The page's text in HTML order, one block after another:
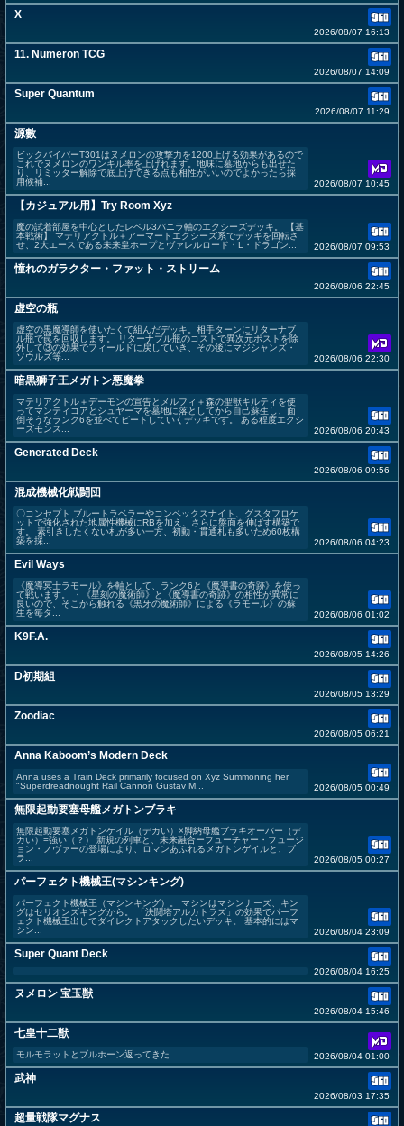
X
2026/08/07 16:13
11. Numeron TCG
2026/08/07 14:09
Super Quantum
2026/08/07 11:29
源數
ビックバイパーT301はヌメロンの攻撃力を1200上げる効果があるので
これでヌメロンのワンキル率を上げれます。地味に墓地からも出せた
り、リミッター解除で底上げできる点も相性がいいのでよかったら採
用候補...
2026/08/07 10:45
【カジュアル用】Try Room Xyz
魔の試着部屋を中心としたレベル3バニラ軸のエクシーズデッキ。 【基
本戦術】 マテリアクトル＋アーマードエクシーズ系でデッキを回転さ
せ、2大エースである未来皇ホープとヴァレルロード・L・ドラゴン...
2026/08/07 09:53
憧れのガラクター・ファット・ストリーム
2026/08/06 22:45
虚空の瓶
虚空の黒魔導師を使いたくて組んだデッキ。相手ターンにリターナブ
ル瓶で罠を回収します。 リターナブル瓶のコストで異次元ポストを除
外して③の効果でフィールドに戻していき、その後にマジシャンズ・
ソウルズ等...
2026/08/06 22:30
暗黒獅子王メガトン悪魔拳
マテリアクトル＋デーモンの宣告とメルフィ＋森の聖獣キルティを使
ってマンティコアとシュヤーマを墓地に落としてから自己蘇生し、面
倒そうなランク6を並べてビートしていくデッキです。 ある程度エクシ
ーズモンス...
2026/08/06 20:43
Generated Deck
2026/08/06 09:56
混成機械化戦闘団
〇コンセプト ブルートラベラーやコンベックスナイト、グスタフロケ
ットで強化された地属性機械にRBを加え、さらに盤面を伸ばす構築で
す。 素引きしたくない札が多い一方、初動・貫通札も多いため60枚構
築を採...
2026/08/06 04:23
Evil Ways
《魔導冥士ラモール》を軸として、ランク6と《魔導書の奇跡》を使っ
て戦います。 ・《星刻の魔術師》と《魔導書の奇跡》の相性が異常に
良いので、そこから触れる《黒牙の魔術師》による《ラモール》の蘇
生を毎タ...
2026/08/06 01:02
K9F.A.
2026/08/05 14:26
D初期組
2026/08/05 13:29
Zoodiac
2026/08/05 06:21
Anna Kaboom’s Modern Deck
Anna uses a Train Deck primarily focused on Xyz Summoning her
"Superdreadnought Rail Cannon Gustav M...
2026/08/05 00:49
無限起動要塞母艦メガトンブラキ
無限起動要塞メガトンゲイル（デカい）×脚納母艦ブラキオーバー（デ
カい）=強い（？） 新規の列車と、未来融合ーフューチャー・フュージ
ョン・ノヴァーの登場により、ロマンあふれるメガトンゲイルと、ブ
ラ...
2026/08/05 00:27
パーフェクト機械王(マシンキング)
パーフェクト機械王（マシンキング）。 マシンはマシンナーズ、キン
グはセリオンズキングから。 「決闘塔アルカトラズ」の効果でパーフ
ェクト機械王出してダイレクトアタックしたいデッキ。 基本的にはマ
シン...
2026/08/04 23:09
Super Quant Deck
2026/08/04 16:25
ヌメロン 宝玉獣
2026/08/04 15:46
七皇十二獣
モルモラットとブルホーン返ってきた 2026/08/04 01:00
武神
2026/08/03 17:35
超量戦隊マグナス